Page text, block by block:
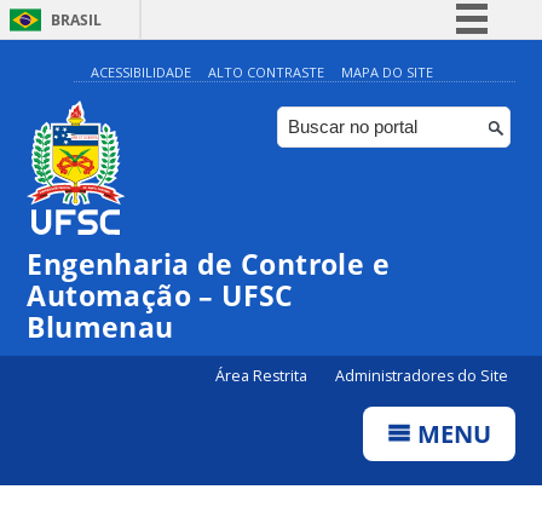
BRASIL
Simplifique!
Comunica BR
Participe
Canais
ACESSIBILIDADE ALTO CONTRASTE MAPA DO SITE
Engenharia de Controle e
Automação – UFSC
Blumenau
Área Restrita Administradores do Site
MENU